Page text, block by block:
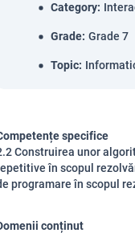
Category:
Grade: Grade 7
Topic:
specifice
Construirea unor
în scopul
programare în scopul
conținut